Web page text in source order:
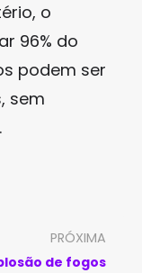
o
96% do
podem ser
sem
PRÓXIMA
de fogos